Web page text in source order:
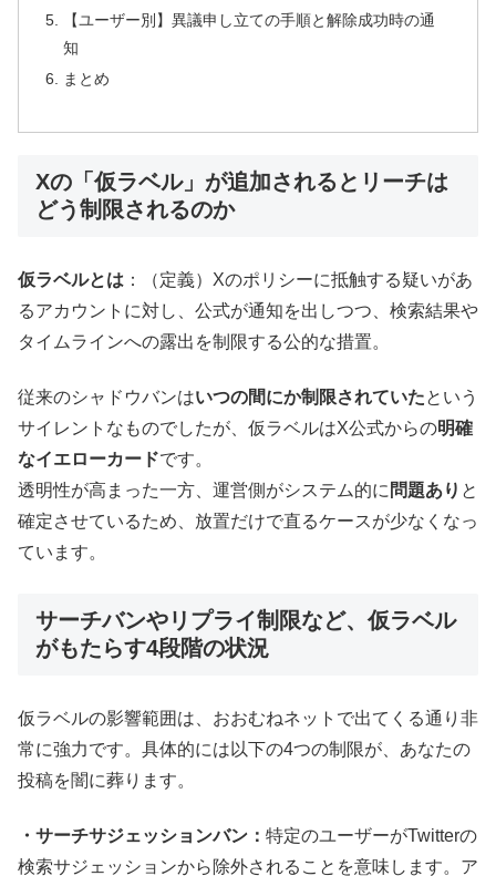
【ユーザー別】異議申し立ての手順と解除成功時の通
知
まとめ
Xの「仮ラベル」が追加されるとリーチは
どう制限されるのか
仮ラベルとは ：（定義）Xのポリシーに抵触する疑いがあ
るアカウントに対し、公式が通知を出しつつ、検索結果や
タイムラインへの露出を制限する公的な措置。
従来のシャドウバンはいつの間にか制限されていたという
サイレントなものでしたが、仮ラベルはX公式からの明確
なイエローカードです。
透明性が高まった一方、運営側がシステム的に 問題あり と
確定させているため、放置だけで直るケースが少なくなっ
ています。
サーチバンやリプライ制限など、仮ラベル
がもたらす4段階の状況
仮ラベルの影響範囲は、おおむねネットで出てくる通り非
常に強力です。具体的には以下の4つの制限が、あなたの
投稿を闇に葬ります。
・サーチサジェッションバン： 特定のユーザーがTwitterの
検索サジェッションから除外されることを意味します。ア